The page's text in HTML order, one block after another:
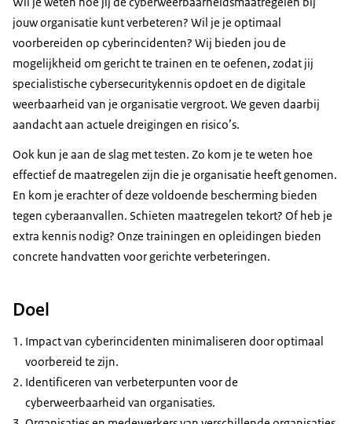
jouw organisatie kunt verbeteren? Wil je je optimaal
voorbereiden op cyberincidenten? Wij bieden jou de
mogelijkheid om gericht te trainen en te oefenen, zodat jij
specialistische cybersecuritykennis opdoet en de digitale
weerbaarheid van je organisatie vergroot. We geven daarbij
aandacht aan actuele dreigingen en risico’s.
Ook kun je aan de slag met testen. Zo kom je te weten hoe
effectief de maatregelen zijn die je organisatie heeft genomen.
En kom je erachter of deze voldoende bescherming bieden
tegen cyberaanvallen. Schieten maatregelen tekort? Of heb je
extra kennis nodig? Onze trainingen en opleidingen bieden
concrete handvatten voor gerichte verbeteringen.
Doel
Impact van cyberincidenten minimaliseren door optimaal
voorbereid te zijn.
Identificeren van verbeterpunten voor de
cyberweerbaarheid van organisaties.